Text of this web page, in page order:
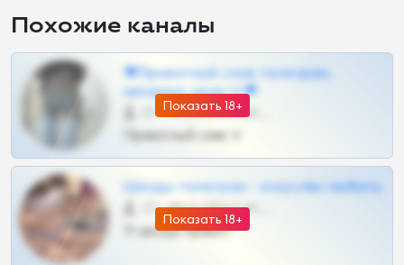
Похожие каналы
Показать 18+
❤Приватный слив телеграм,
шкодных шкур тг❤
57 •
Приватный слив тг
Показать 18+
Шкоды телеграм - искуство любить
27 •
Тг шкоды приват